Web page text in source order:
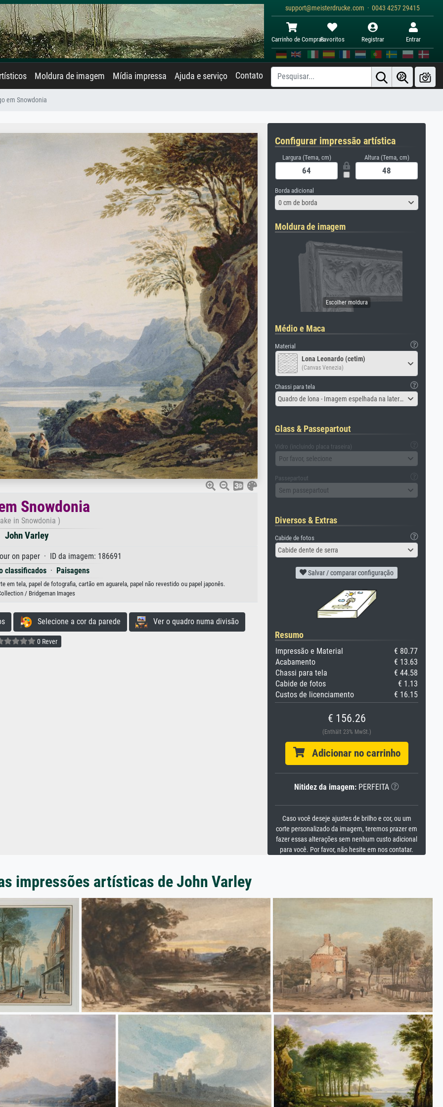
support@meisterdrucke.com · 0043 4257 29415
Carrinho de ComprasFavoritos Registrar Entrar
Moldura de imagem Mídia impressa Ajuda e serviço Contato
em Snowdonia
Snowdonia
in Snowdonia )
John Varley
on paper · ID da imagem: 186691
classificados · Paisagens
em tela, papel de fotografia, cartão em aguarela, papel não revestido ou papel japonês.
/ Bridgeman Images
Selecione a cor da parede Ver o quadro numa divisão
0 Rever
Configurar impressão artística
Largura (Tema, cm) Altura (Tema, cm)
Borda adicional
0 cm de borda
Moldura de imagem
Médio e Maca
Material
Lona Leonardo (cetim)
(Canvas Venezia)
Chassi para tela
Quadro de lona - Imagem espelhada na lateral
Glass & Passepartout
Vidro (incluindo placa traseira)
Por favor, selecione
Passepartout
Sem passepartout
Diversos & Extras
Cabide de fotos
Cabide dente de serra
Salvar / comparar configuração
Resumo
Impressão e Material
€ 80.77
Acabamento
€ 13.63
Chassi para tela
€ 44.58
Cabide de fotos
€ 1.13
Custos de licenciamento
€ 16.15
€ 156.26
(Enthält 23% MwSt.)
Adicionar no carrinho
Nitidez da imagem: PERFEITA
Caso você deseje ajustes de brilho e cor, ou um
corte personalizado da imagem, teremos prazer em
fazer essas alterações sem nenhum custo adicional
para você. Por favor, não hesite em nos contatar.
impressões artísticas de John Varley